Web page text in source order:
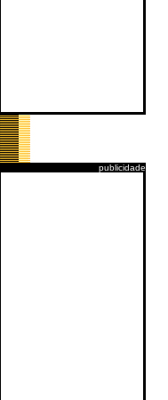
publicidade